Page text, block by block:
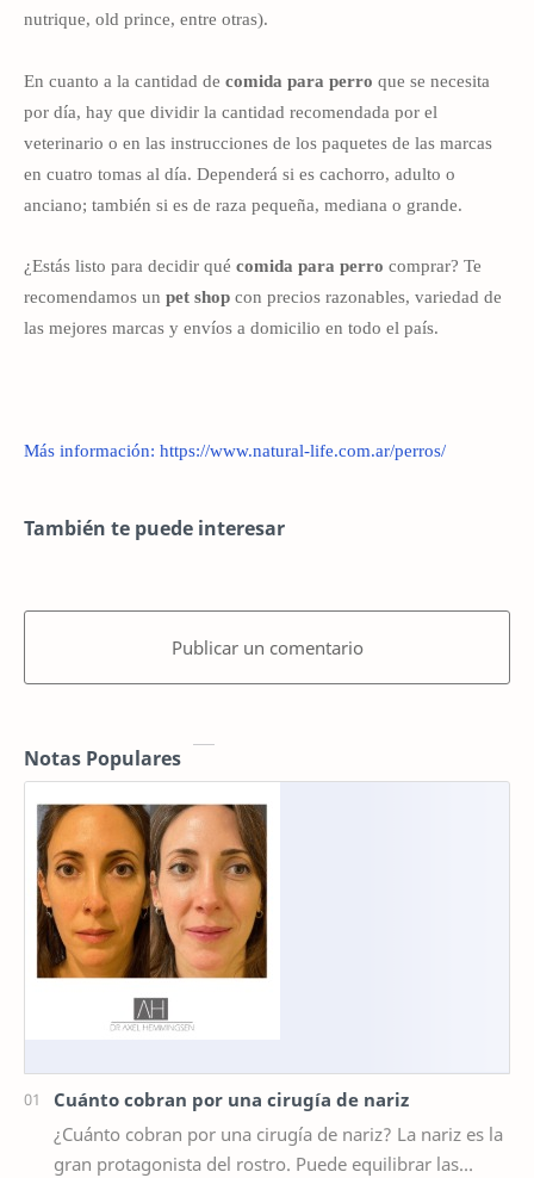
nutrique, old prince, entre otras).
En cuanto a la cantidad de comida para perro que se necesita
por día, hay que dividir la cantidad recomendada por el
veterinario o en las instrucciones de los paquetes de las marcas
en cuatro tomas al día. Dependerá si es cachorro, adulto o
anciano; también si es de raza pequeña, mediana o grande.
¿Estás listo para decidir qué comida para perro comprar? Te
recomendamos un pet shop con precios razonables, variedad de
las mejores marcas y envíos a domicilio en todo el país.
Más información: https://www.natural-life.com.ar/perros/
También te puede interesar
Publicar un comentario
Notas Populares
Cuánto cobran por una cirugía de nariz
¿Cuánto cobran por una cirugía de nariz? La nariz es la
gran protagonista del rostro. Puede equilibrar las